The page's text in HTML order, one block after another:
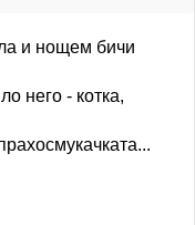
и нощем бичи
него - котка,